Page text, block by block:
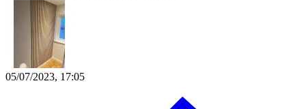
05/07/2023, 17:05